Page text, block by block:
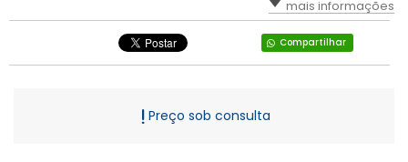
mais informações
Compartilhar
Preço sob consulta